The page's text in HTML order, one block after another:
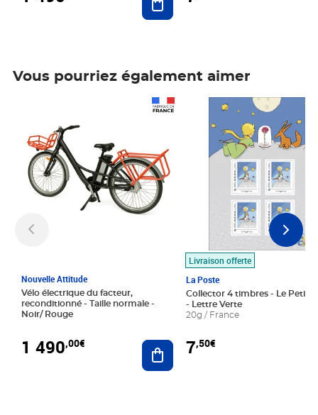
Vous pourriez également aimer
Nouvelle Attitude
Vélo électrique du facteur,
reconditionné - Taille normale -
Noir/ Rouge
1 490,00€ Ajouter au panier
Livraison offerte
La Poste
Collector 4 timbres - Le Petit
- Lettre Verte
20g / France
7,50€
Prix 7,50€